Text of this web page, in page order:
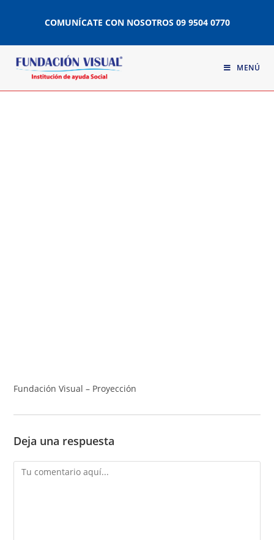
COMUNÍCATE CON NOSOTROS 09 9504 0770
MENÚ
Fundación Visual – Proyección
Deja una respuesta